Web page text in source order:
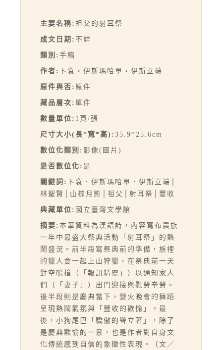
主要名稱: 祖父的射耳祭
成文日期: 不詳
類別: 手稿
作者: 卜袞・伊斯瑪哈單‧伊斯立端
原件與否: 原件
藏品層次: 單件
數量單位: 1頁/張
尺寸大小(長*寬*高): 35.9*25.6cm
數位化類別: 影像(圖片)
是否數位化: 是
關鍵詞: 卜袞．伊斯瑪哈單．伊斯立端│
林聖賢│山棕月影│祖父│射耳祭│豐收
典藏單位: 國立臺灣文學館
摘要: 本筆資料為漢語詩，內容寫布農族
一年中最盛大祭典活動「射耳祭」的熱
鬧盛況。前半段寫祭典前的準備，族裡
的獵人會一起上山狩獵，在祭典前一天
對空鳴槍（「報訊精靈」）以通知家人
們（「妻子」）出門迎接與慰勞辛勞。
後半段則是慶典當下，營火晚會的舞蹈
呈現熱鬧氣氛與「豐收的歡愉」。最
後，小狗尾巴「驕傲的聳立著」，除了
是慶典歡愉的一景，也是作者對自身文
化傳統感到自信的象徵性表現。（文／